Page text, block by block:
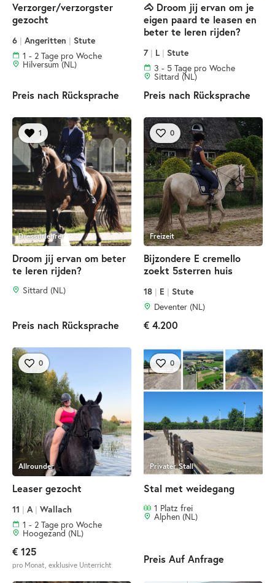
Verzorger/verzorgster
gezocht
6 | Angeritten | Stute
1 - 2 Tage pro Woche
Hilversum (NL)
Preis nach Rücksprache
🐴 Droom jij ervan om je
eigen paard te leasen en
beter te leren rijden?
7 | L | Stute
3 - 5 Tage pro Woche
Sittard (NL)
Preis nach Rücksprache
1
Dressurlehrer
Droom jij ervan om beter
te leren rijden?
Sittard (NL)
Preis nach Rücksprache
0
Freizeit
Bijzondere E cremello
zoekt 5sterren huis
18 | E | Stute
Deventer (NL)
€ 4.200
0
Allrounder
Leaser gezocht
11 | A | Wallach
1 - 2 Tage pro Woche
Hoogezand (NL)
€ 125
pro Monat, exklusive Unterricht
0
Privater Stall
Stal met weidegang
1 Platz frei
Alphen (NL)
Preis Auf Anfrage